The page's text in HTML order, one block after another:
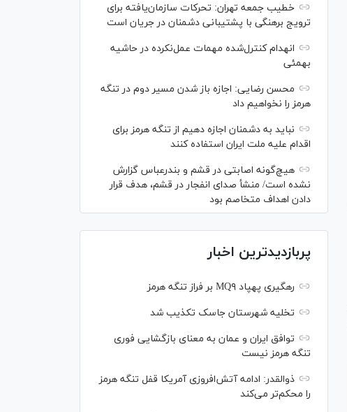
خطیب جمعه تهران: تحرکات سازمان‌یافته برای
ترویج برهنگی با پشتیبانی دشمنان در جریان است
انهدام کنترل‌شده مهمات عمل‌نکرده در حاشیه
بهمئی
محسن رضایی: اجازه باز شدن مسیر دوم در تنگه
هرمز را نخواهیم داد
نباید به دشمنان اجازه دهیم از تنگه هرمز برای
اقدام علیه ملت ایران استفاده کنند
هیچ‌گونه اصابتی در قشم و بندرعباس گزارش
نشده است/ منشأ صدای انفجار در قشم، هدف قرار
دادن اهداف متخاصم بود
پربازدیدترین اخبار
رهگیری پهپاد MQ۹ بر فراز تنگه هرمز
تخلیه شهرستان جاسک تکذیب شد
توافق ایران و عمان به معنای بازگشایی فوری
تنگه هرمز نیست
ذوالقدر: ادامه آتش‌افروزی آمریکا قفل تنگه هرمز
را محکم‌تر می‌کند